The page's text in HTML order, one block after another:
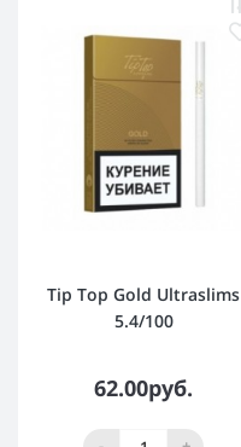
Tip Top Gold Ultraslims
5.4/100
62.00руб.